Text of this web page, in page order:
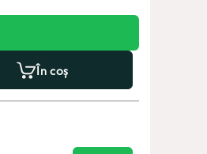
În coș